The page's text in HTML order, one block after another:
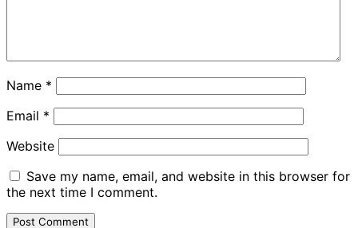
Name *
Email *
Website
Save my name, email, and website in this browser for
the next time I comment.